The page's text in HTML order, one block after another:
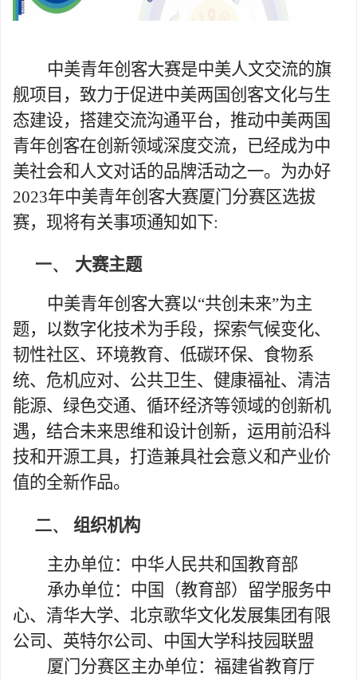
中美青年创客大赛是中美人文交流的旗
舰项目，致力于促进中美两国创客文化与生
态建设，搭建交流沟通平台，推动中美两国
青年创客在创新领域深度交流，已经成为中
美社会和人文对话的品牌活动之一。为办好
2023年中美青年创客大赛厦门分赛区选拔
赛，现将有关事项通知如下:
一、 大赛主题
中美青年创客大赛以“共创未来”为主
题，以数字化技术为手段，探索气候变化、
韧性社区、环境教育、低碳环保、食物系
统、危机应对、公共卫生、健康福祉、清洁
能源、绿色交通、循环经济等领域的创新机
遇，结合未来思维和设计创新，运用前沿科
技和开源工具，打造兼具社会意义和产业价
值的全新作品。
二、 组织机构
主办单位：中华人民共和国教育部
承办单位：中国（教育部）留学服务中
心、清华大学、北京歌华文化发展集团有限
公司、英特尔公司、中国大学科技园联盟
厦门分赛区主办单位：福建省教育厅